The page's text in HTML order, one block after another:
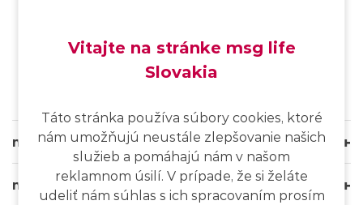
/EN /DE
msg life Slovakia
msg life Group
Vitajte na stránke msg life
Slovakia
Táto stránka používa súbory cookies, ktoré
nám umožňujú neustále zlepšovanie našich
služieb a pomáhajú nám v našom
reklamnom úsilí. V prípade, že si želáte
udeliť nám súhlas s ich spracovaním prosím